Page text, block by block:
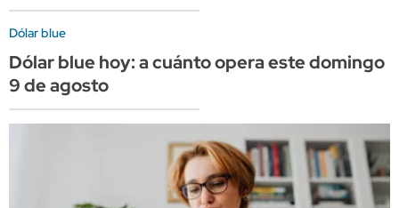
Dólar blue
Dólar blue hoy: a cuánto opera este domingo
9 de agosto